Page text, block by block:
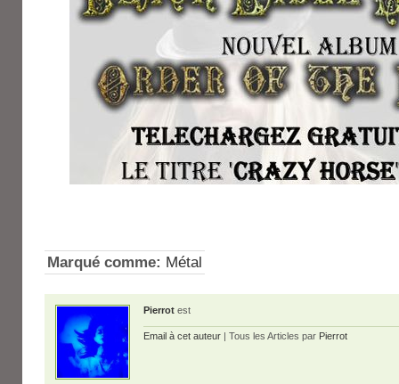
Marqué comme: Métal
Pierrot est
Email à cet auteur | Tous les Articles par Pierrot